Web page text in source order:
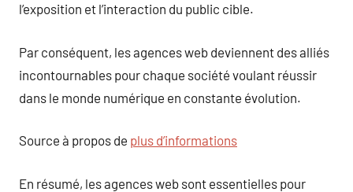
l’exposition et l’interaction du public cible.
Par conséquent, les agences web deviennent des alliés
incontournables pour chaque société voulant réussir
dans le monde numérique en constante évolution.
Source à propos de plus d’informations
En résumé, les agences web sont essentielles pour